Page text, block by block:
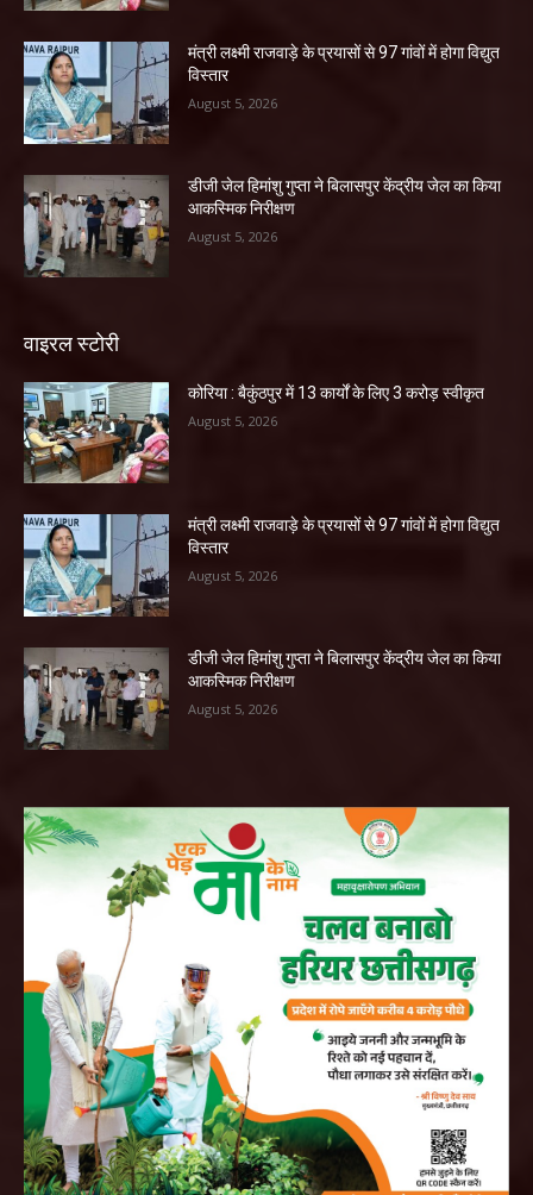
मंत्री लक्ष्मी राजवाड़े के प्रयासों से 97 गांवों में होगा विद्युत
विस्तार
August 5, 2026
डीजी जेल हिमांशु गुप्ता ने बिलासपुर केंद्रीय जेल का किया
आकस्मिक निरीक्षण
August 5, 2026
वाइरल स्टोरी
कोरिया : बैकुंठपुर में 13 कार्यों के लिए 3 करोड़ स्वीकृत
August 5, 2026
मंत्री लक्ष्मी राजवाड़े के प्रयासों से 97 गांवों में होगा विद्युत
विस्तार
August 5, 2026
डीजी जेल हिमांशु गुप्ता ने बिलासपुर केंद्रीय जेल का किया
आकस्मिक निरीक्षण
August 5, 2026